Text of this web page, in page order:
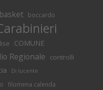
basket boccardo
COMUNE
Regionale controlli
Di lucente
filomena calenda